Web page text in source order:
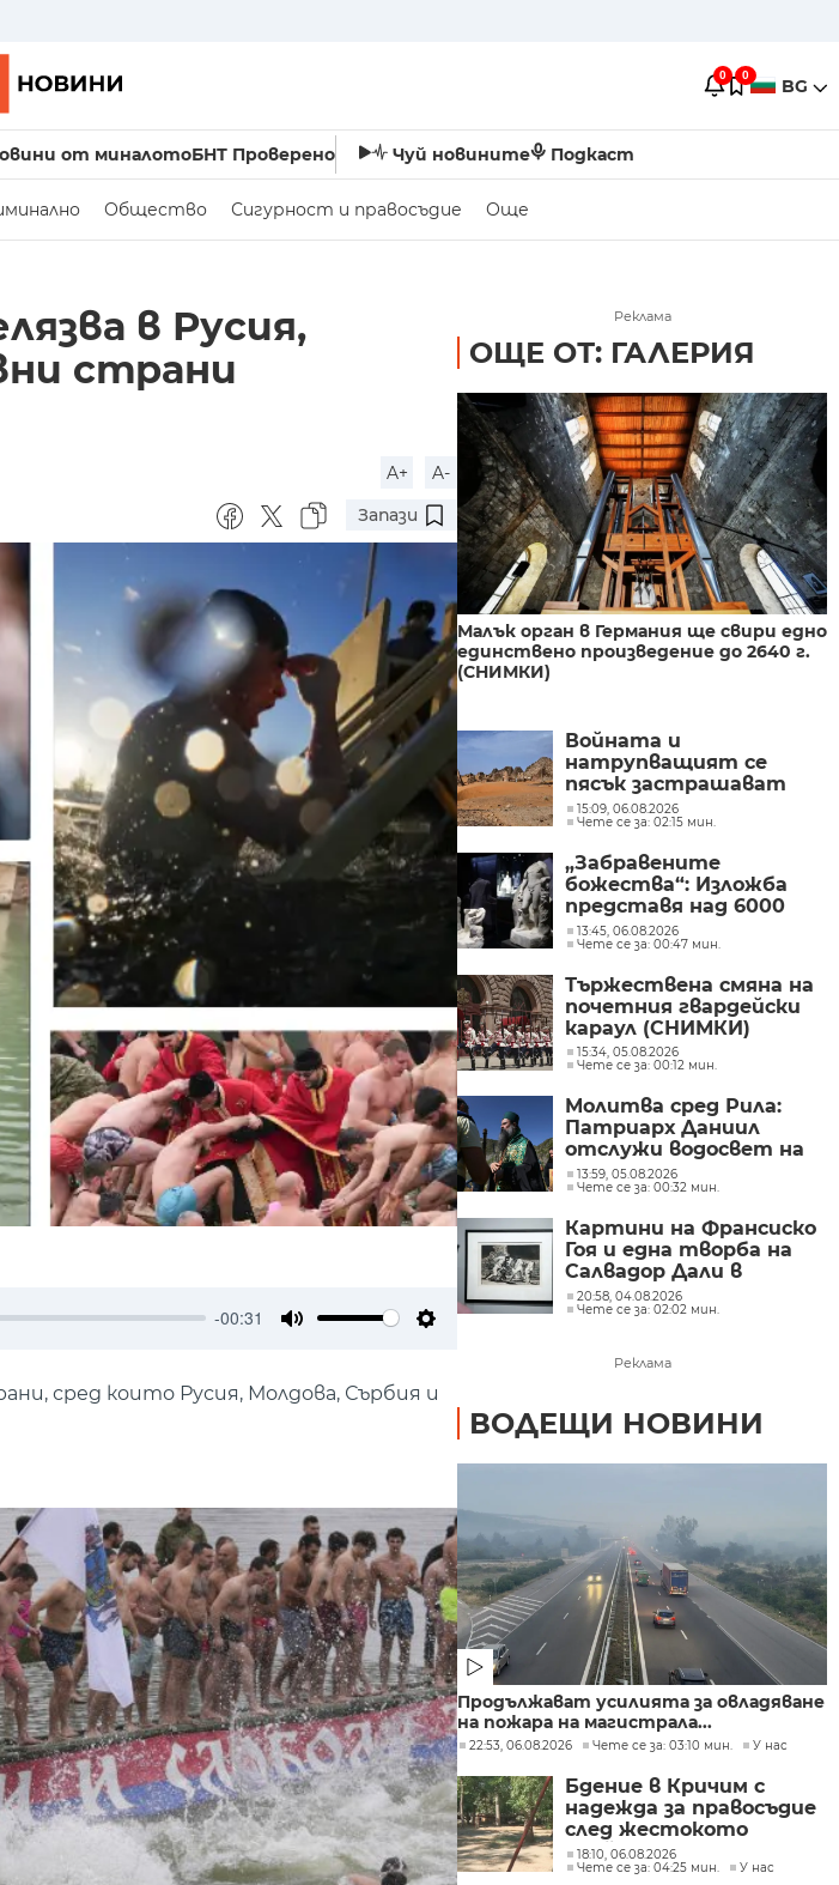
0 0 BG
от миналотоБНТ Проверено Чуй новините Подкаст
Общество Сигурност и правосъдие Още
в Русия,
страни
A+
A-
Запази
-00:31
сред които Русия, Молдова, Сърбия и
Реклама
ОЩЕ ОТ: ГАЛЕРИЯ
Малък орган в Германия ще свири едно
единствено произведение до 2640 г.
(СНИМКИ)
Войната и
натрупващият се
пясък застрашават
пирамидите в Судан
(СНИМКИ)
15:09, 06.08.2026
Чете се за: 02:15 мин.
„Забравените
божества“: Изложба
представя над 6000
години история на
религиозните вярвания
по българските земи
(СНИМКИ)
13:45, 06.08.2026
Чете се за: 00:47 мин.
Тържествена смяна на
почетния гвардейски
караул (СНИМКИ)
15:34, 05.08.2026
Чете се за: 00:12 мин.
Молитва сред Рила:
Патриарх Даниил
отслужи водосвет на
езерото Бъбрека
(СНИМКИ)
13:59, 05.08.2026
Чете се за: 00:32 мин.
Картини на Франсиско
Гоя и една творба на
Салвадор Дали в
„Квадрат 500“
(СНИМКИ)
20:58, 04.08.2026
Чете се за: 02:02 мин.
Реклама
ВОДЕЩИ НОВИНИ
Продължават усилията за овладяване
на пожара на магистрала...
22:53, 06.08.2026 Чете се за: 03:10 мин. У нас
Бдение в Кричим с
надежда за правосъдие
след жестокото
убийство на млад мъж
в Пловдив от
18:10, 06.08.2026
Чете се за: 04:25 мин.
У нас